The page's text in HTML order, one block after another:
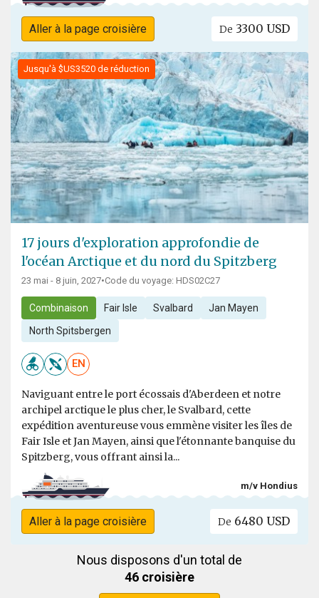
Aller à la page croisière De 3300 USD
Jusqu'à $US3520 de réduction
17 jours d'exploration approfondie de
l'océan Arctique et du nord du Spitzberg
23 mai - 8 juin, 2027•Code du voyage: HDS02C27
Combinaison Fair Isle Svalbard Jan Mayen
North Spitsbergen
EN
Naviguant entre le port écossais d'Aberdeen et notre
archipel arctique le plus cher, le Svalbard, cette
expédition aventureuse vous emmène visiter les îles de
Fair Isle et Jan Mayen, ainsi que l'étonnante banquise du
Spitzberg, vous offrant ainsi la...
m/v Hondius
Aller à la page croisière De 6480 USD
Nous disposons d'un total de
46 croisière